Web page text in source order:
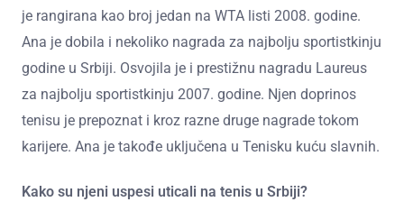
je rangirana kao broj jedan na WTA listi 2008. godine.
Ana je dobila i nekoliko nagrada za najbolju sportistkinju
godine u Srbiji. Osvojila je i prestižnu nagradu Laureus
za najbolju sportistkinju 2007. godine. Njen doprinos
tenisu je prepoznat i kroz razne druge nagrade tokom
karijere. Ana je takođe uključena u Tenisku kuću slavnih.
Kako su njeni uspesi uticali na tenis u Srbiji?